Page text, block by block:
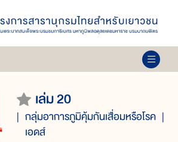
เล่ม 20
กลุ่มอาการภูมิคุ้มกันเสื่อมหรือโรค
เอดส์